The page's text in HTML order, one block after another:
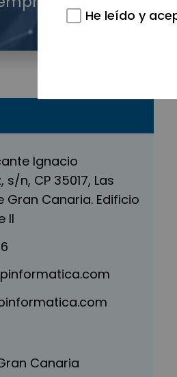
Ignacio
s/n, CP 35017, Las
Gran Canaria. Edificio
II
Canaria
He leído y